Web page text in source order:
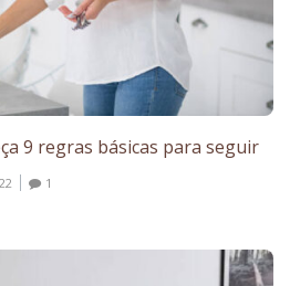
9 regras básicas para seguir
1